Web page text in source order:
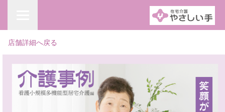
店舗詳細へ戻る